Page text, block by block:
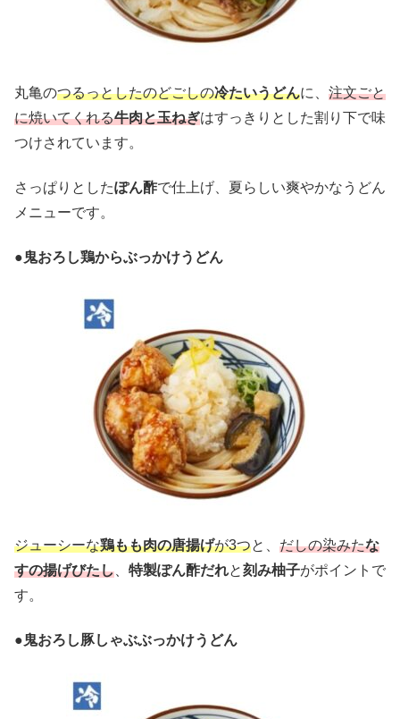
丸亀のつるっとしたのどごしの冷たいうどんに、 注文ごと
に焼いてくれる牛肉と玉ねぎはすっきりとした割り下で味
つけされています。
さっぱりとしたぽん酢で仕上げ、夏らしい爽やかなうどん
メニューです。
●鬼おろし鶏からぶっかけうどん
ジューシーな鶏もも肉の唐揚げが3つと、 だしの染みたな
すの揚げびたし
特製ぽん酢だれと刻み柚子がポイントで
す。
●鬼おろし豚しゃぶぶっかけうどん